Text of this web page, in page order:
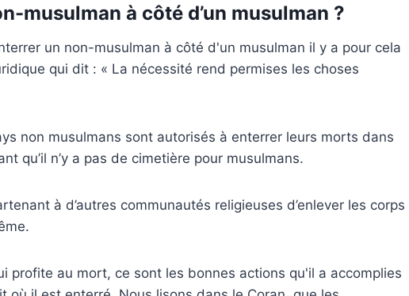
musulman à côté d’un musulman ?
un non-musulman à côté d'un musulman il y a pour cela
qui dit : « La nécessité rend permises les choses
non musulmans sont autorisés à enterrer leurs morts dans
qu’il n’y a pas de cimetière pour musulmans.
à d’autres communautés religieuses d’enlever les corps
profite au mort, ce sont les bonnes actions qu'il a accomplies